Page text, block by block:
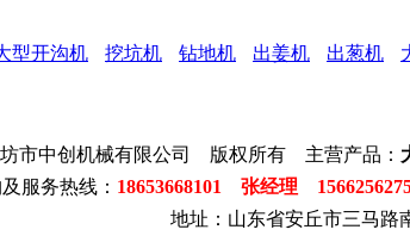
型开沟机 挖坑机 钻地机 出姜机 出葱机
市中创机械有限公司 版权所有 主营产品：
服务热线： 18653668101 张经理
地址：山东省安丘市三马路